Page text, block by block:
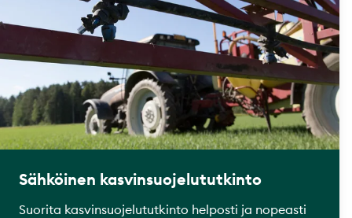
Sähköinen kasvinsuojelututkinto
Suorita kasvinsuojelututkinto helposti ja nopeasti